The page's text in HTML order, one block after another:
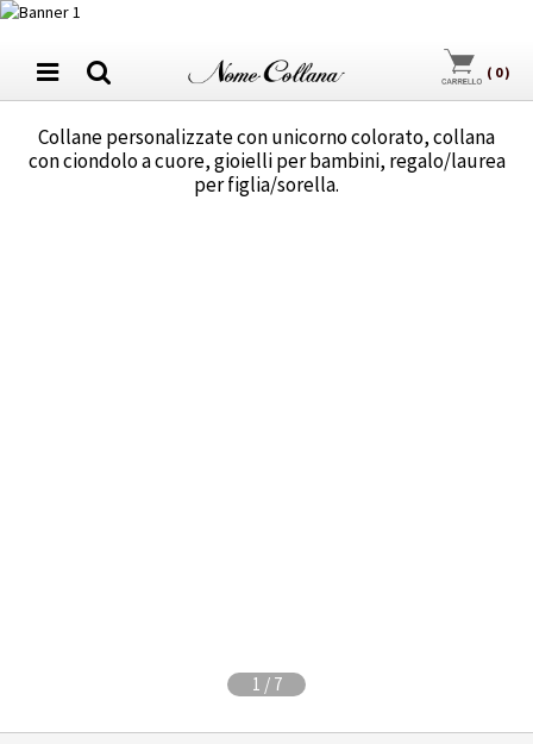
( 0)
Collane personalizzate con unicorno colorato, collana
con ciondolo a cuore, gioielli per bambini, regalo/laurea
per figlia/sorella.
1 / 7